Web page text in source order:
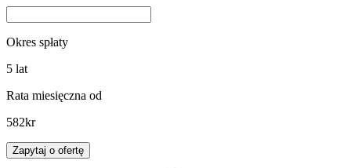
Okres spłaty
5 lat
Rata miesięczna od
582kr
Zapytaj o ofertę